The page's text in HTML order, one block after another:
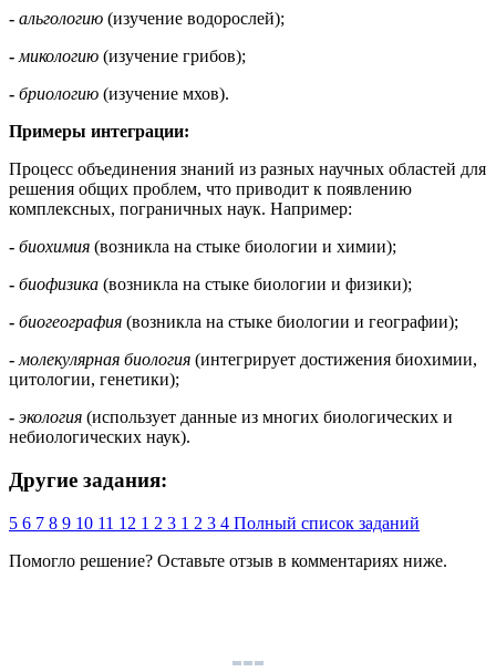
- альгологию (изучение водорослей);
- микологию (изучение грибов);
- бриологию (изучение мхов).
Примеры интеграции:
Процесс объединения знаний из разных научных областей для
решения общих проблем, что приводит к появлению
комплексных, пограничных наук. Например:
- биохимия (возникла на стыке биологии и химии);
- биофизика (возникла на стыке биологии и физики);
- биогеография (возникла на стыке биологии и географии);
- молекулярная биология (интегрирует достижения биохимии,
цитологии, генетики);
- экология (использует данные из многих биологических и
небиологических наук).
Другие задания:
5 6 7 8 9 10 11 12 1 2 3 1 2 3 4 Полный список заданий
Помогло решение? Оставьте отзыв в комментариях ниже.